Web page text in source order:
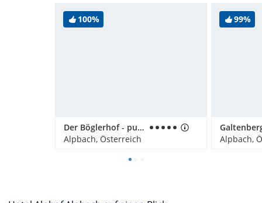
100%
Der Böglerhof - pure nature spa resort
Alpbach, Österreich
99%
Alpbach,